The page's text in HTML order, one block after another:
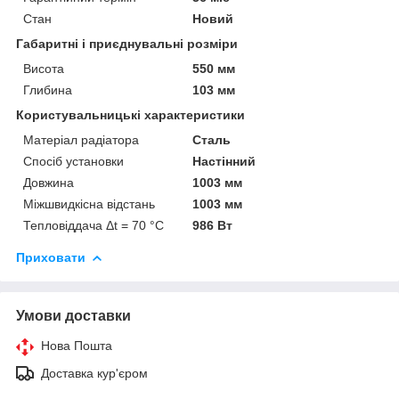
Стан
Новий
Габаритні і приєднувальні розміри
Висота
550 мм
Глибина
103 мм
Користувальницькі характеристики
Матеріал радіатора
Сталь
Спосіб установки
Настінний
Довжина
1003 мм
Міжшвидкісна відстань
1003 мм
Тепловіддача Δt = 70 °C
986 Вт
Приховати
Умови доставки
Нова Пошта
Доставка кур'єром